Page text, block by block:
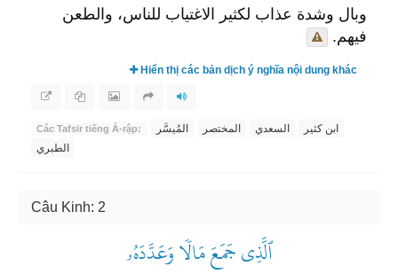
وبال وشدة عذاب لكثير الاغتياب للناس، والطعن
فيهم.
Hiển thị các bản dịch ý nghĩa nội dung khác
Các Tafsir tiếng Ả-rập: المُيسَّر المختصر السعدي
ابن كثير
الطبري
Câu Kinh: 2
ٱلَّذِي جَمَعَ مَالٗا وَعَدَّدَهُۥ